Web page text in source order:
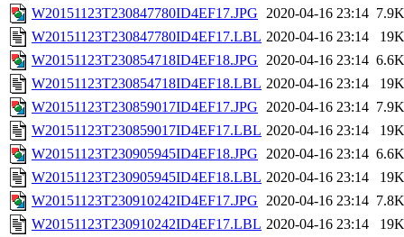
W20151123T230847780ID4EF17.JPG 2020-04-16 23:14 7.9K
W20151123T230847780ID4EF17.LBL 2020-04-16 23:14
19K
W20151123T230854718ID4EF18.JPG 2020-04-16 23:14 6.6K
W20151123T230854718ID4EF18.LBL 2020-04-16 23:14
19K
W20151123T230859017ID4EF17.JPG 2020-04-16 23:14 7.9K
W20151123T230859017ID4EF17.LBL 2020-04-16 23:14
19K
W20151123T230905945ID4EF18.JPG 2020-04-16 23:14 6.6K
W20151123T230905945ID4EF18.LBL 2020-04-16 23:14
19K
W20151123T230910242ID4EF17.JPG 2020-04-16 23:14 7.8K
W20151123T230910242ID4EF17.LBL 2020-04-16 23:14
19K